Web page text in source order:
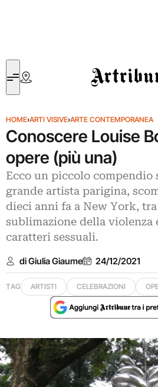
Artribune
HOME›ARTI VISIVE›ARTE CONTEMPORANEA
Conoscere Louise
opere (più una)
Ecco un piccolo compendio
grande artista parigina,
dieci anni fa a New York,
sublimazione della violenza
caratteri sessuali.
di Giulia Giaume 24/12/2021
TAG ARTISTI CELEBRAZIONI